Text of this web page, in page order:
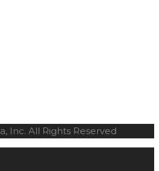
Inc. All Rights Reserved